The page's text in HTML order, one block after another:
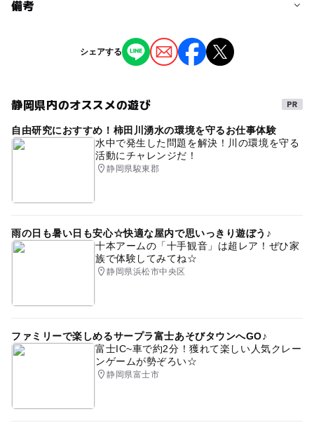
料金について
備考
※掲載の情報は天候や主催者側の都合などにより変更にな
ることがあります。
シェアする
静岡県内のオススメの遊び
自由研究におすすめ！柿田川湧水の環境を守るお仕事体験
水中で発生した問題を解決！川の環境を守る
活動にチャレンジだ！
静岡県駿東郡
雨の日も暑い日も安心☆快適な屋内で思いっきり遊ぼう♪
十本アームの「十手観音」は超レア！ぜひ家
族で体験してみてね☆
静岡県浜松市中央区
ファミリーで楽しめるサープラ富士あそびタウンへGO♪
富士IC~車で約2分！獲れて楽しい人気クレー
ンゲームが勢ぞろい☆
静岡県富士市